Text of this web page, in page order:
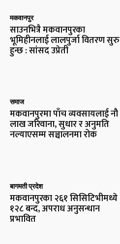
मकवानपुर
साउनभित्रै मकवानपुरका
भूमिहीनलाई लालपुर्जा वितरण सुरु
हुन्छ : सांसद उप्रेती
समाज
मकवानपुरमा पाँच व्यवसायलाई नौ
लाख जरिवाना, सुधार र अनुमति
नल्याएसम्म सञ्चालनमा रोक
बागमती प्रदेश
मकवानपुरका २६१ सिसिटिभीमध्ये
१२८ बन्द, अपराध अनुसन्धान
प्रभावित